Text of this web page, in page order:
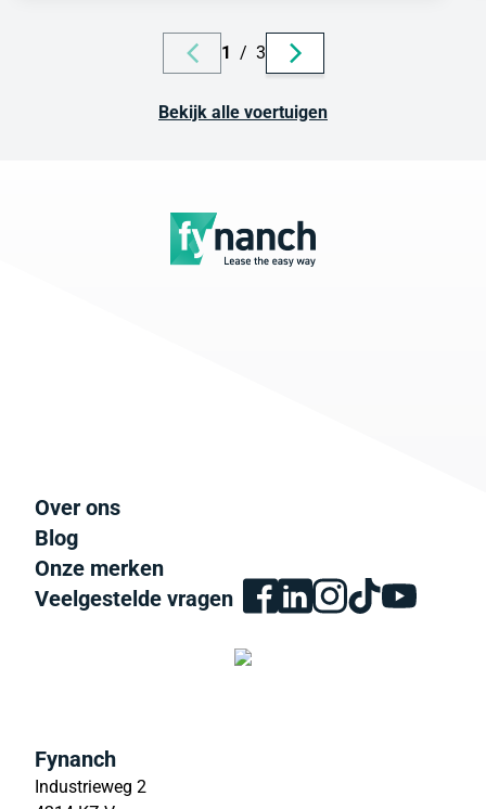
1 / 3
Bekijk alle voertuigen
Over ons
Blog
Onze merken
Veelgestelde vragen
Fynanch
Industrieweg 2